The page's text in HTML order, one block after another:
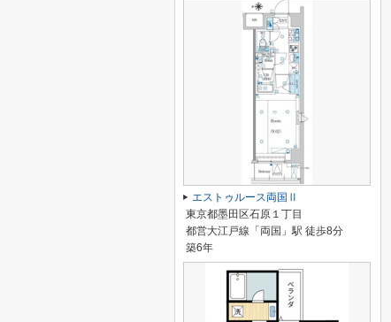
エストゥルース両国Ⅱ
東京都墨田区石原１丁目
都営大江戸線「両国」駅 徒歩8分
築6年